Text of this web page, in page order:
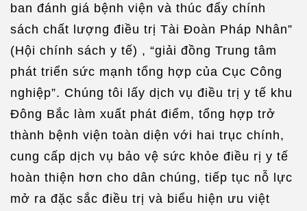
ban đánh giá bệnh viện và thúc đẩy chính
sách chất lượng điều trị Tài Đoàn Pháp Nhân”
(Hội chính sách y tế) , “giải đồng Trung tâm
phát triển sức mạnh tổng hợp của Cục Công
nghiệp”. Chúng tôi lấy dịch vụ điều trị y tế khu
Đông Bắc làm xuất phát điểm, tổng hợp trở
thành bệnh viện toàn diện với hai trục chính,
cung cấp dịch vụ bảo vệ sức khỏe điều rị y tế
hoàn thiện hơn cho dân chúng, tiếp tục nỗ lực
mở ra đặc sắc điều trị và biểu hiện ưu việt